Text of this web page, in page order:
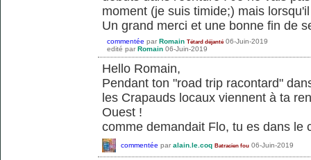
moment (je suis timide;) mais
Un grand merci et une bonne fin de
commentée par Romain Tétard déjanté 06-Juin-2019
edité par Romain 06-Juin-2019
Hello Romain,
Pendant ton "road trip racontard"
les Crapauds locaux viennent à ta
Ouest !
comme demandait Flo, tu es dans le
commentée par alain.le.coq Batracien fou 06-Juin-2019